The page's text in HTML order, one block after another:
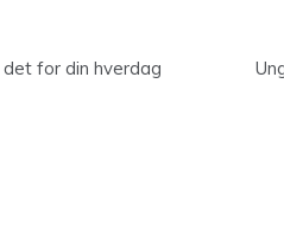
for din hverdag